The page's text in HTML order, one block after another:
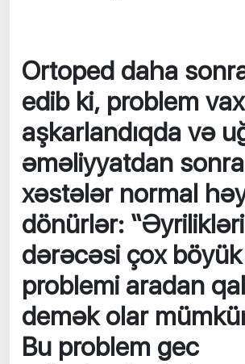
Ortoped daha
edib ki, problem
aşkarlandıqda və
əməliyyatdan sonra
xəstələr normal
dönürlər:
dərəcəsi çox
problemi aradan
demək olar
Bu problem gec